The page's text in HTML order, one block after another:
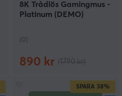
8K Trådlös Gamingmus -
Platinum (DEMO)
(0)
890 kr
SPARA 38%